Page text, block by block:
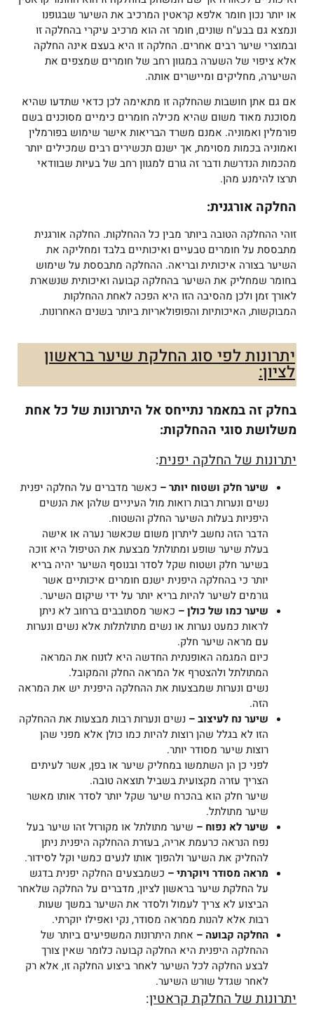
או יותר נכון חומר אלפא קראטין המרכיב את השיער שבגופנו
ונמצא גם בבע"ח שונים, חומר זה הוא מרכיב עיקרי בהחלקה זו
ובמוצרי שיער רבים אחרים. החלקה זו היא בעצם אינה החלקה
אלא ציפוי של השערה במגוון רחב של חומרים שמצפים את
השיערה, מחליקים ומיישרים אותה.
אם גם אתן חושבות שהחלקה זו מתאימה לכן כדאי שתדעו שהיא
מסוכנת מאוד משום שהיא מכילה חומרים כימיים מסוכנים בשם
פורמלין ואמוניה. אמנם משרד הבריאות אישר שימוש בפורמלין
ואמוניה בכמות מסוימת, אך ישנם תכשירים רבים שמכילים יותר
מהכמות הנדרשת ודבר זה גורם למגוון רחב של בעיות שבוודאי
תרצו להימנע מהן.
החלקה אורגנית:
זוהי ההחלקה הטובה ביותר מבין כל ההחלקות. החלקה אורגנית
מתבססת על חומרים טבעיים ואיכותיים בלבד ומחליקה את
השיער בצורה איכותית ובריאה. ההחלקה מתבססת על שימוש
בחומר שמחליק את השיער בהחלקה קבועה ואיכותית שנשארת
לאורך זמן ולכן מהסיבה הזו היא הפכה לאחת ההחלקות
המבוקשות, האיכותיות והפופולאריות ביותר בשנים האחרונות.
יתרונות לפי סוג החלקת שיער בראשון
לציון:
בחלק זה במאמר נתייחס אל היתרונות של כל אחת
משלושת סוגי ההחלקות:
יתרונות של החלקה יפנית:
שיער חלק ושטוח יותר – כאשר מדברים על החלקה יפנית
נשים ונערות רבות רואות מול העיניים שלהן את הנשים
היפניות בעלות השיער החלק והשטוח.
הדבר הזה נחשב ליתרון משום שכאשר נערה או אישה
בעלת שיער שופע ומתולתל מבצעת את הטיפול היא זוכה
בשיער חלק ושטוח שקל לסדר ובנוסף השיער יהיה בריא
יותר כי בהחלקה היפנית ישנם חומרים איכותיים אשר
גורמים לשיער להיות בריא יותר על ידי שיקום השיער.
שיער כמו של כולן – כאשר מסתובבים ברחוב לא ניתן
לראות כמעט נערות או נשים מתולתלות אלא נשים ונערות
עם מראה שיער חלק.
כיום המגמה האופנתית החדשה היא לזנוח את המראה
המתולתל ולהצטרף אל המראה החלק והמקובל.
נשים ונערות שמבצעות את ההחלקה היפנית יש את המראה
הזה.
שיער נח לעיצוב – נשים ונערות רבות מבצעות את ההחלקה
הזו לא בגלל שהן רוצות להיות כמו כולן אלא מפני שהן
רוצות שיער מסודר יותר.
לפני כן הן השתמשו במחליק שיער או בפן, אשר לעיתים
הצריך עזרה מקצועית בשביל תוצאה טובה.
שיער חלק הוא בהכרח שיער שקל יותר לסדר אותו מאשר
שיער מתולתל.
שיער לא נפוח – שיער מתולתל או מקורזל זהו שיער בעל
נפח הנראה כרעמת אריה, בעזרת ההחלקה היפנית ניתן
להחליק את השיער ולהפוך אותו לנעים כמשי וקל לסידור.
מראה מסודר ויוקרתי – כשמבצעים החלקה יפנית בדגש
על החלקת שיער בראשון לציון, מדברים על החלקה שלאחר
הביצוע לא צריך לעמול ולסדר את השיער במשך שעות
רבות אלא להנות ממראה מסודר, נקי ואפילו יוקרתי.
החלקה קבועה – אחת היתרונות המשפיעים ביותר של
ההחלקה היפנית היא החלקה קבועה כלומר שאין צורך
לבצע החלקה לכל השיער לאחר ביצוע החלקה זו, אלא רק
לאחר שגדל שורש השיער.
יתרונות של החלקת קראטין: